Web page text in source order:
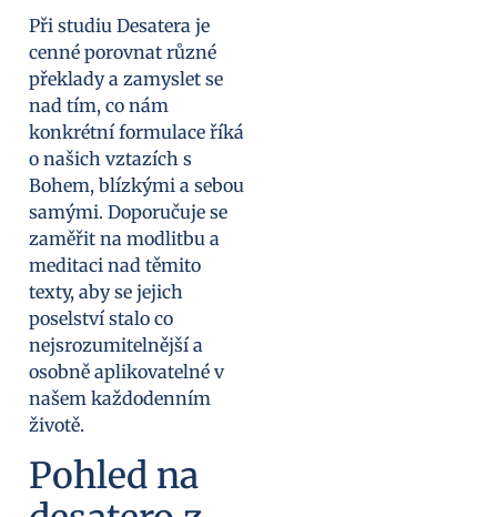
Při studiu Desatera je
cenné porovnat různé
překlady a zamyslet se
nad tím, co nám
konkrétní formulace říká
o našich vztazích s
Bohem, blízkými a sebou
samými. Doporučuje se
zaměřit na modlitbu a
meditaci nad těmito
texty, aby se jejich
poselství stalo co
nejsrozumitelnější a
osobně aplikovatelné v
našem každodenním
životě.
Pohled na